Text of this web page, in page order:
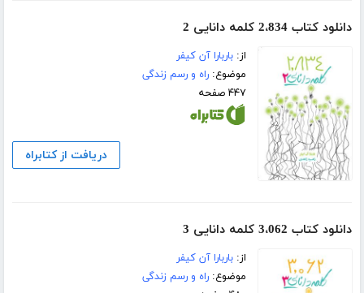
دانلود کتاب 2،834 کلمه دانایی 2
از:باربارا آن کیفر
موضوع:راه و رسم زندگی
۴۴۷ صفحه
دریافت از کتابراه
دانلود کتاب 3،062 کلمه دانایی 3
از:باربارا آن کیفر
موضوع:راه و رسم زندگی